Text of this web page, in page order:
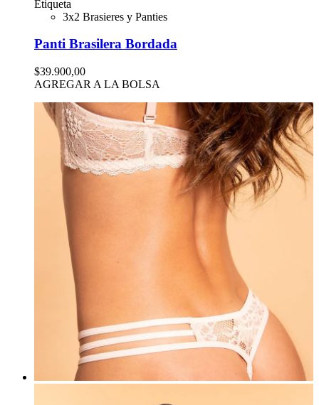
Etiqueta
3x2 Brasieres y Panties
Panti Brasilera Bordada
$39.900,00
AGREGAR A LA BOLSA